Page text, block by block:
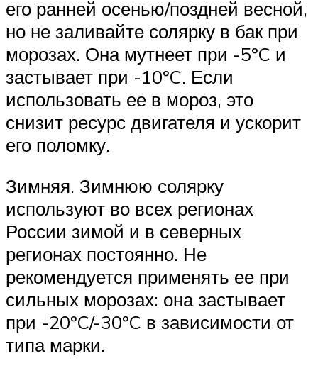
его ранней осенью/поздней весной,
но не заливайте солярку в бак при
морозах. Она мутнеет при -5ºC и
застывает при -10ºC. Если
использовать ее в мороз, это
снизит ресурс двигателя и ускорит
его поломку.
Зимняя. Зимнюю солярку
используют во всех регионах
России зимой и в северных
регионах постоянно. Не
рекомендуется применять ее при
сильных морозах: она застывает
при -20ºC/-30ºC в зависимости от
типа марки.